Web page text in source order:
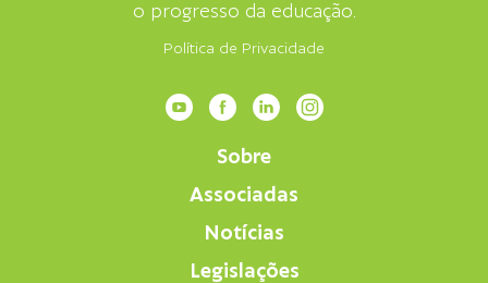
o progresso da educação.
Política de Privacidade
Sobre
Associadas
Notícias
Legislações